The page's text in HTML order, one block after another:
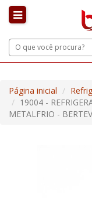
Página inicial
19004 -
METALFRIO -